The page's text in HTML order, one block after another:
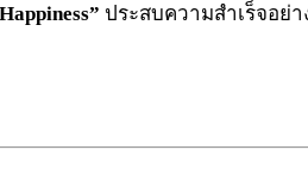
ประสบความสำเร็จอย่